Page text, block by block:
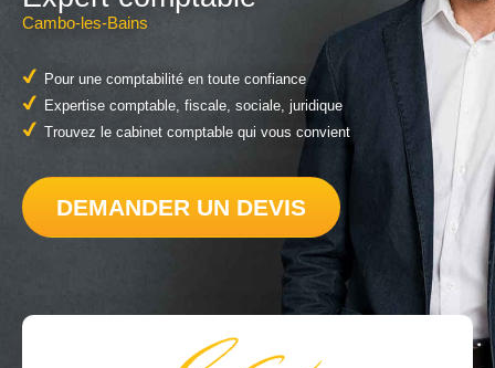
Cambo-les-Bains
Pour une comptabilité en toute confiance
Expertise comptable, fiscale, sociale, juridique
Trouvez le cabinet comptable qui vous convient
DEMANDER UN DEVIS